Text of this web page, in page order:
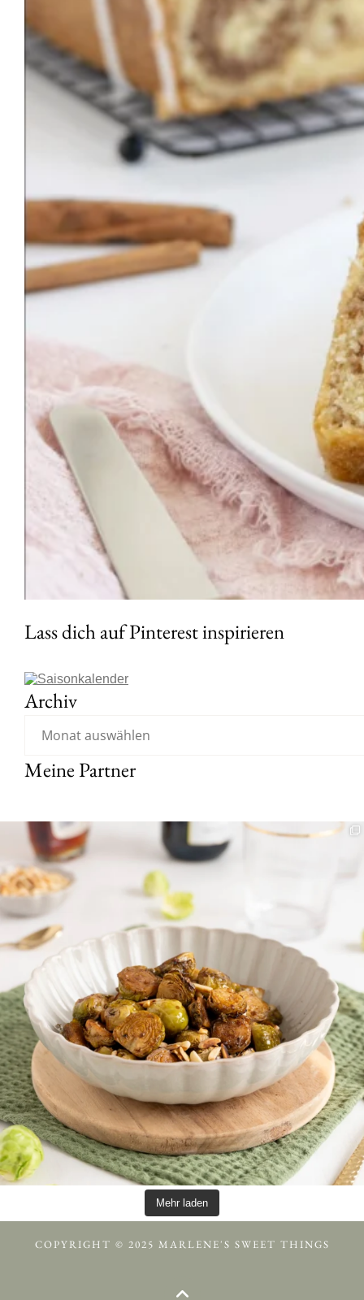
Lass dich auf Pinterest inspirieren
Archiv
Meine Partner
Mehr laden
COPYRIGHT © 2025 MARLENE'S SWEET THINGS